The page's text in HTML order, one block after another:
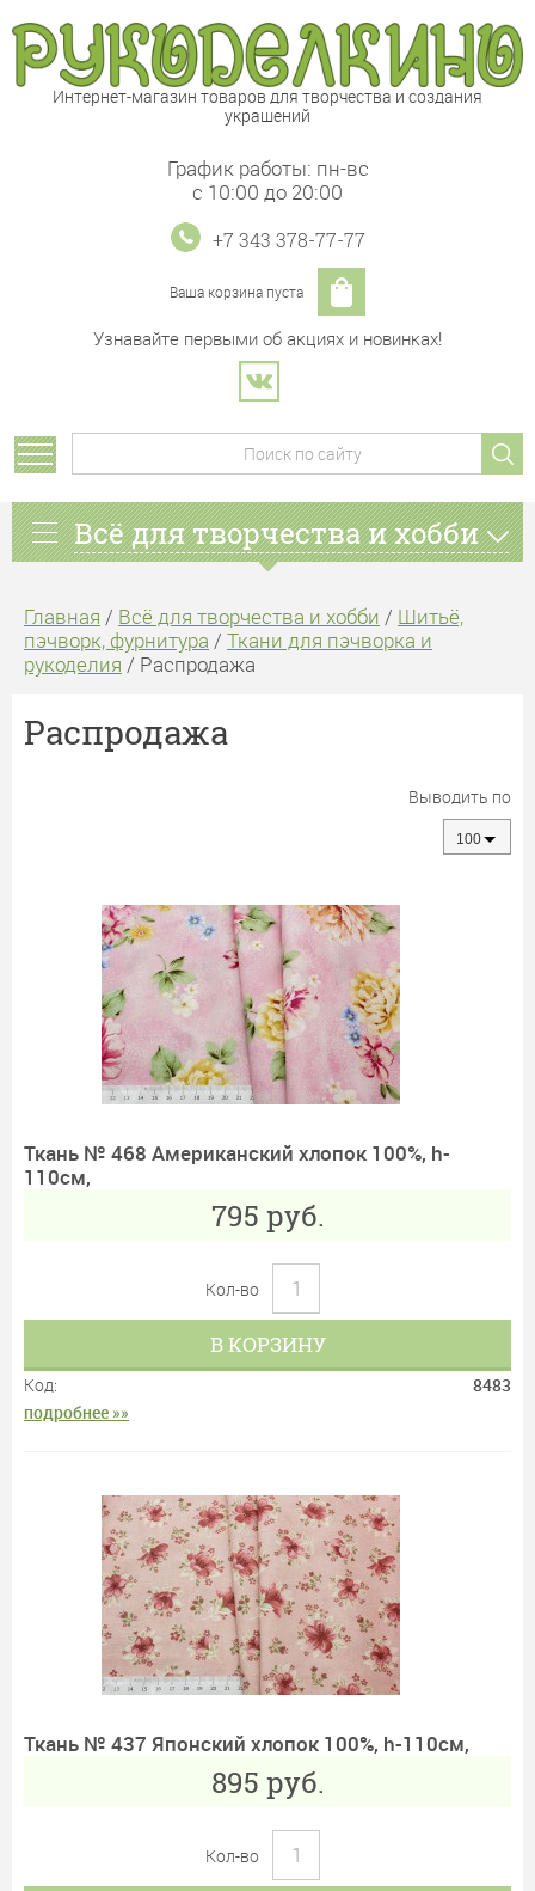
Интернет-магазин товаров для творчества и создания
украшений
Узнавайте первыми об акциях и новинках!
График работы: пн-вс
с 10:00 до 20:00
+7 343 378-77-77
Ваша корзина пуста
Всё для творчества и хобби
Главная / Всё для творчества и хобби / Шитьё,
пэчворк, фурнитура / Ткани для пэчворка и
рукоделия / Распродажа
Распродажа
Выводить по
100
Ткань № 468 Американский хлопок 100%, h-
110см,
795 руб.
Кол-во
В КОРЗИНУ
Код:
8483
подробнее »»
Ткань № 437 Японский хлопок 100%, h-110см,
895 руб.
Кол-во